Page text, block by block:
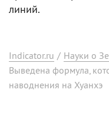
линий.
Indicator.ru / Науки о
Выведена формула,
наводнения на Хуанхэ